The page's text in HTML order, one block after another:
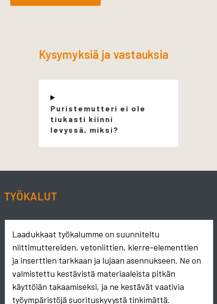
Kysymyksiä ja vastauksia
Puristemutteri ei ole
tiukasti kiinni
levyssä, miksi?
TYÖKALUT
Laadukkaat työkalumme on suunniteltu
niittimuttereiden, vetoniittien, kierre-elementtien
ja inserttien tarkkaan ja lujaan asennukseen. Ne on
valmistettu kestävistä materiaaleista pitkän
käyttöiän takaamiseksi, ja ne kestävät vaativia
työympäristöjä suorituskyvystä tinkimättä.